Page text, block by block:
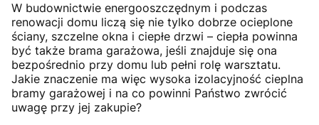
W budownictwie energooszczędnym i podczas
renowacji domu liczą się nie tylko dobrze ocieplone
ściany, szczelne okna i ciepłe drzwi – ciepła powinna
być także brama garażowa, jeśli znajduje się ona
bezpośrednio przy domu lub pełni rolę warsztatu.
Jakie znaczenie ma więc wysoka izolacyjność cieplna
bramy garażowej i na co powinni Państwo zwrócić
uwagę przy jej zakupie?